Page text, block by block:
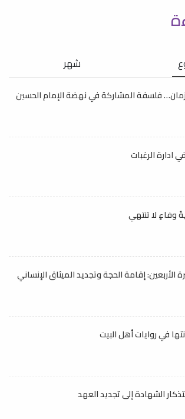
شهر
فلسفة المشاركة في نهضة الإمام الحسين
الرغبات
وفاءٍ لا تنتهي
الأربعين: إقامة الحجة وتجديد الميثاق الإنساني
في روايات أهل البيت
الشهادة إلى تجديد العهد